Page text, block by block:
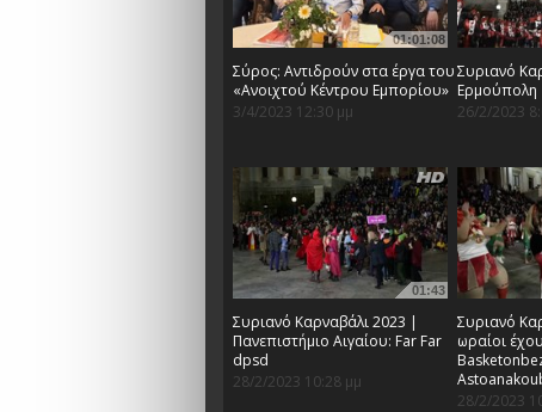
01:01:08
Σύρος: Αντιδρούν στα έργα του
«Ανοιχτού Κέντρου Εμπορίου»
3/4/2023 12:30 μμ
Συριανό
Ερμούπολη
26/2/2023
01:43
Συριανό Καρναβάλι 2023 |
Πανεπιστήμιο Αιγαίου: Far Far
dpsd
28/2/2023 10:28 μμ
Συριανό
ωραίοι
28/2/2023